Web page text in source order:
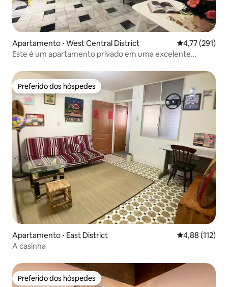
Apartamento ⋅ West Central District 4,77 de uma
4,77 (291)
Este é um apartamento privado em uma excelente
Preferido dos hóspedes
Preferido dos hóspedes
Apartamento ⋅ East District 4,88 de uma
4,88 (112)
A casinha
Preferido dos hóspedes
Preferido dos hóspedes